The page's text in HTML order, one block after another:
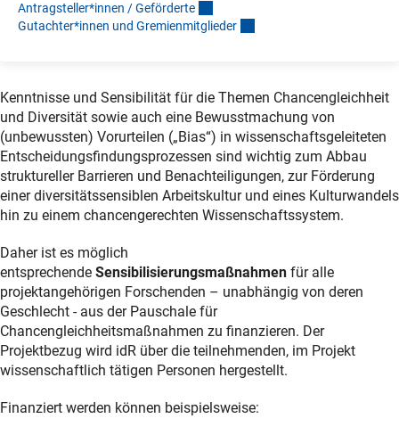
Antragsteller*innen / Geförderte
Gutachter*innen und Gremienmitglieder
Kenntnisse und Sensibilität für die Themen Chancengleichheit
und Diversität sowie auch eine Bewusstmachung von
(unbewussten) Vorurteilen („Bias“) in wissenschaftsgeleiteten
Entscheidungsfindungsprozessen sind wichtig zum Abbau
struktureller Barrieren und Benachteiligungen, zur Förderung
einer diversitätssensiblen Arbeitskultur und eines Kulturwandels
hin zu einem chancengerechten Wissenschaftssystem.
Daher ist es möglich
entsprechende Sensibilisierungsmaßnahmen für alle
projektangehörigen Forschenden – unabhängig von deren
Geschlecht - aus der Pauschale für
Chancengleichheitsmaßnahmen zu finanzieren. Der
Projektbezug wird idR über die teilnehmenden, im Projekt
wissenschaftlich tätigen Personen hergestellt.
Finanziert werden können beispielsweise: